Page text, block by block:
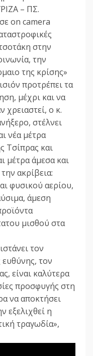
– ΠΣ.
on camera
στην
την
της κρίσης»
προτρέπει τα
μέχρι και να
χρειαστεί, ο κ.
στέλνει
νέα μέτρα
Τσίπρας και
μέτρα άμεσα και
ακρίβεια:
φυσικού αερίου,
άμεση
μισθού στα
τον
τον
είναι καλύτερα
προσφυγής στη
να αποκτήσει
εξελιχθεί η
τραγωδία»,